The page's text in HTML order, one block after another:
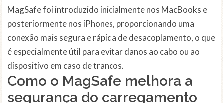
MagSafe foi introduzido inicialmente nos MacBooks e
posteriormente nos iPhones, proporcionando uma
conexão mais segura e rápida de desacoplamento, o que
é especialmente útil para evitar danos ao cabo ou ao
dispositivo em caso de trancos.
Como o MagSafe melhora a
segurança do carregamento